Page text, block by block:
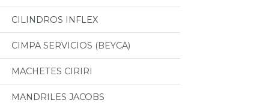
CILINDROS INFLEX
CIMPA SERVICIOS (BEYCA)
MACHETES CIRIRI
MANDRILES JACOBS